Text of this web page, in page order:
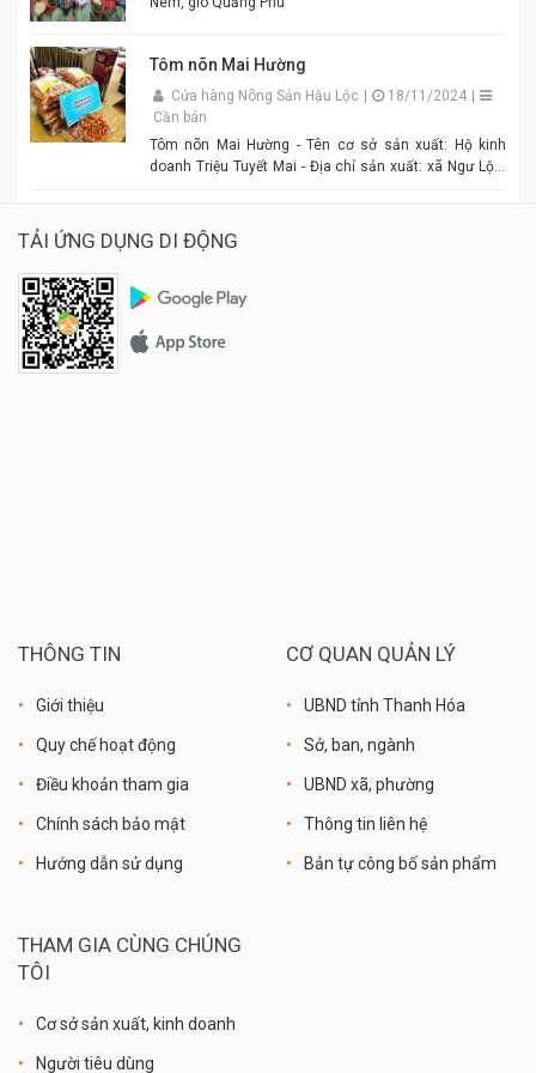
Tôm nõn Mai Hường
Cửa hàng Nông Sản Hậu Lộc 18/11/2024
Cần bán
Tôm nõn Mai Hường - Tên cơ sở sản xuất: Hộ kinh
doanh Triệu Tuyết Mai - Địa chỉ sản xuất: xã Ngư Lộc,
Giá: 600.000 đồng - 1.500.000 đồng/tùy size
TẢI ỨNG DỤNG DI ĐỘNG
THÔNG TIN
Giới thiệu
Quy chế hoạt động
Điều khoản tham gia
Chính sách bảo mật
Hướng dẫn sử dụng
CƠ QUAN QUẢN LÝ
UBND tỉnh Thanh Hóa
Sở, ban, ngành
UBND xã, phường
Thông tin liên hệ
Bản tự công bố sản phẩm
THAM GIA CÙNG CHÚNG
TÔI
Cơ sở sản xuất, kinh doanh
Người tiêu dùng